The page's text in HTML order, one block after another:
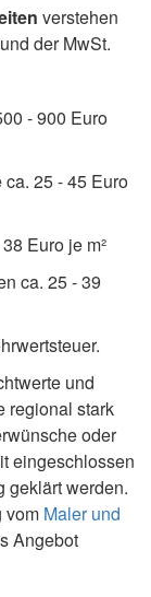
verstehen
der MwSt.
- 900 Euro
25 - 45 Euro
Euro je m²
ca. 25 - 39
und
regional stark
oder
eingeschlossen
geklärt werden.
vom Maler und
Angebot